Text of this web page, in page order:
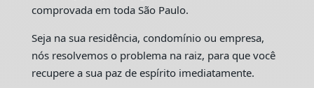
comprovada em toda São Paulo.
Seja na sua residência, condomínio ou empresa,
nós resolvemos o problema na raiz, para que você
recupere a sua paz de espírito imediatamente.